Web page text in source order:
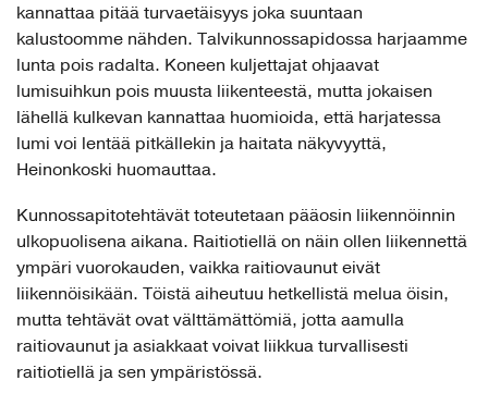
kannattaa pitää turvaetäisyys joka suuntaan
kalustoomme nähden. Talvikunnossapidossa harjaamme
lunta pois radalta. Koneen kuljettajat ohjaavat
lumisuihkun pois muusta liikenteestä, mutta jokaisen
lähellä kulkevan kannattaa huomioida, että harjatessa
lumi voi lentää pitkällekin ja haitata näkyvyyttä,
Heinonkoski huomauttaa.
Kunnossapitotehtävät toteutetaan pääosin liikennöinnin
ulkopuolisena aikana. Raitiotiellä on näin ollen liikennettä
ympäri vuorokauden, vaikka raitiovaunut eivät
liikennöisikään. Töistä aiheutuu hetkellistä melua öisin,
mutta tehtävät ovat välttämättömiä, jotta aamulla
raitiovaunut ja asiakkaat voivat liikkua turvallisesti
raitiotiellä ja sen ympäristössä.